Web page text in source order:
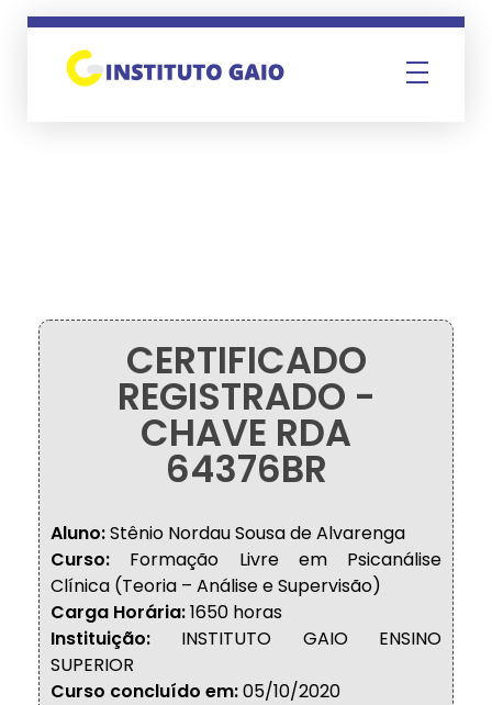
CERTIFICADO
REGISTRADO -
CHAVE RDA
64376BR
Aluno:Stênio Nordau Sousa de Alvarenga
Curso: Formação Livre em Psicanálise
Clínica (Teoria – Análise e Supervisão)
Carga Horária:1650 horas
Instituição: INSTITUTO GAIO ENSINO
SUPERIOR
Curso concluído em:05/10/2020